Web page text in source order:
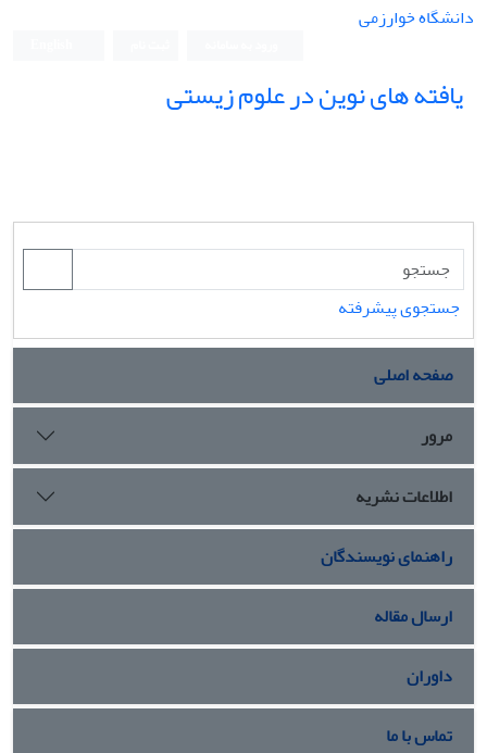
دانشگاه خوارزمی
یافته های نوین در علوم زیستی
جستجوی پیشرفته
صفحه اصلی
مرور
اطلاعات نشریه
راهنمای نویسندگان
ارسال مقاله
داوران
تماس با ما